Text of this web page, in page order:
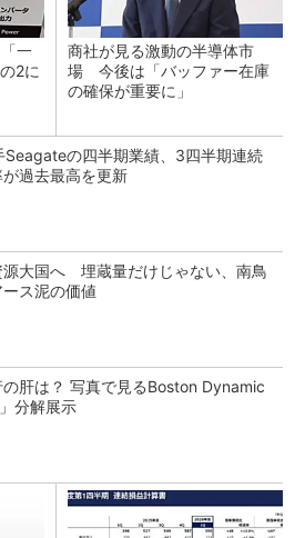
一
2に
商社が見る激動の半導体市
場 今後は「バッファー在庫
の確保が重要に」
Seagateの四半期業績、3四半期連続
過去最高を更新
源大国へ 埋蔵量だけじゃない、南鳥
ス泥の価値
の肝は？ 写真で見るBoston Dynamic
分解展示